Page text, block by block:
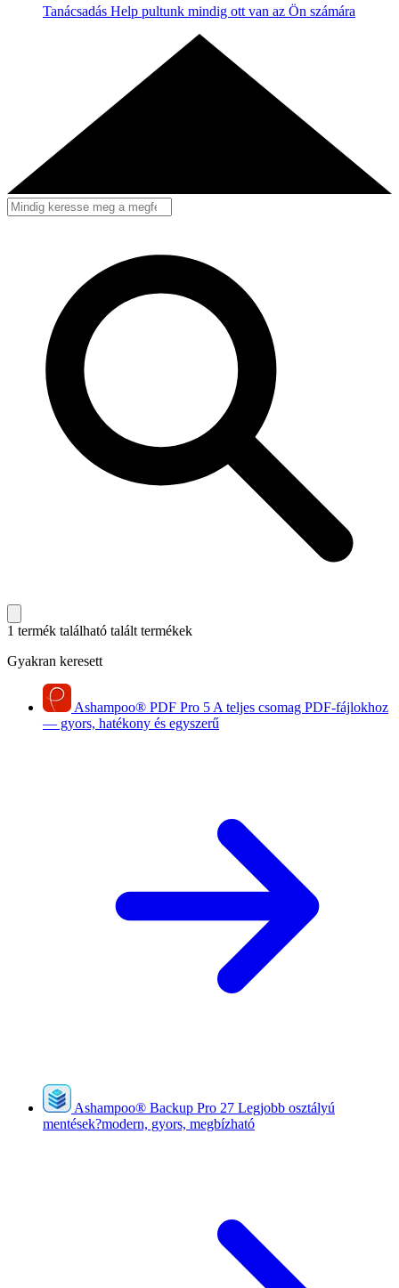
Tanácsadás Help pultunk mindig ott van az Ön számára
1 termék található talált termékek
Gyakran keresett
Ashampoo® PDF Pro 5 A teljes csomag PDF-fájlokhoz
— gyors, hatékony és egyszerű
Ashampoo® Backup Pro 27 Legjobb osztályú
mentések?modern, gyors, megbízható